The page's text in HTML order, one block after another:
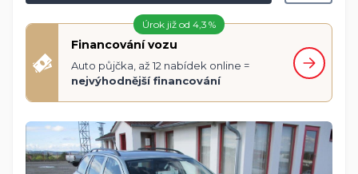
Úrok již od 4,3 %
Financování vozu
Auto půjčka, až 12 nabídek online =
nejvýhodnější financování